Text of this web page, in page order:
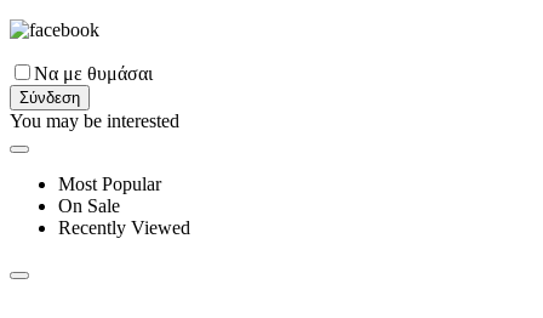
Να με θυμάσαι
Σύνδεση
You may be interested
Most Popular
On Sale
Recently Viewed